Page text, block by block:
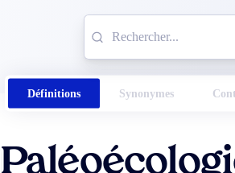
Définitions Synonymes